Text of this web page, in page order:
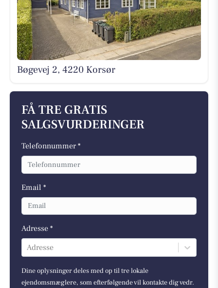
Bøgevej 2, 4220 Korsør
FÅ TRE GRATIS
SALGSVURDERINGER
Telefonnummer *
Email *
Adresse *
Adresse
Dine oplysninger deles med op til tre lokale
ejendomsmæglere, som efterfølgende vil kontakte dig vedr.